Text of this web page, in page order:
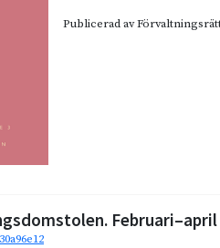
Publicerad av
Februari–april